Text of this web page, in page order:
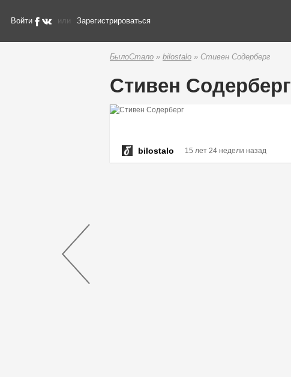
Войти или Зарегистрироваться
БылоСтало » bilostalo » Стивен Содерберг
Стивен Содерберг
bilostalo 15 лет 24 недели назад